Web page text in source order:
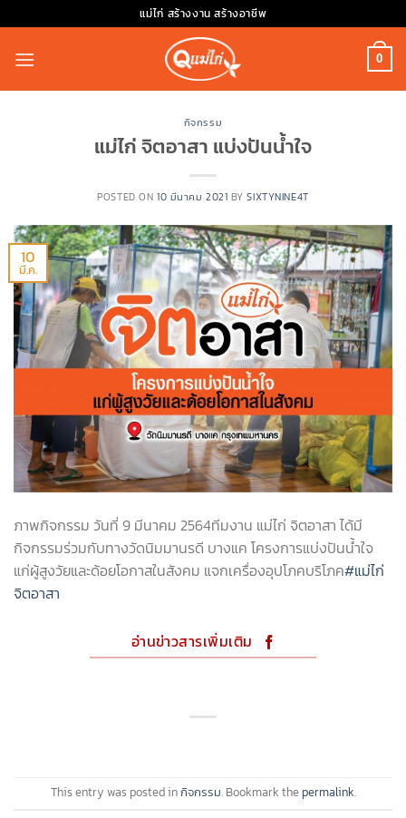
to
content
แม่ไก่ สร้างงาน สร้างอาชีพ
0
กิจกรรม
แม่ไก่ จิตอาสา แบ่งปันน้ำใจ
POSTED ON 10 มีนาคม 2021 BYSIXTYNINE4T
10
มี.ค.
ภาพกิจกรรม วันที่ 9 มีนาคม 2564ทีมงาน แม่ไก่ จิตอาสา ได้มี
กิจกรรมร่วมกับทางวัดนิมมานรดี บางแค โครงการแบ่งปันน้ำใจ
แก่ผู้สูงวัยและด้อยโอกาสในสังคม แจกเครื่องอุปโภคบริโภค#แม่ไก่
จิตอาสา
อ่านข่าวสารเพิ่มเติม
This entry was posted inกิจกรรม. Bookmark the permalink.